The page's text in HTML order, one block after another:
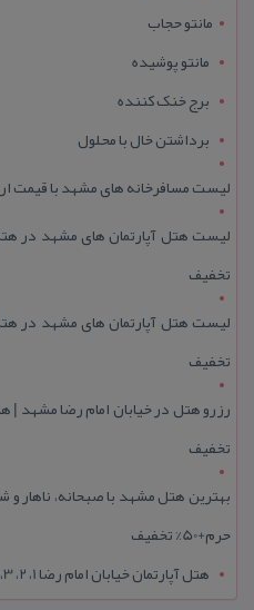
مانتو حجاب
مانتو پوشیده
برج خنک کننده
برداشتن خال با محلول
لیست مسافرخانه های مشهد با قیمت ارزان +
تخفیف
تخفیف
تخفیف
بهترین هتل مشهد با صبحانه، ناهار
حرم+50% تخفیف
هتل آپارتمان خیابان امام رضا 1، 2، 3، 5،8 ،16 | تا 90 % تخفیف